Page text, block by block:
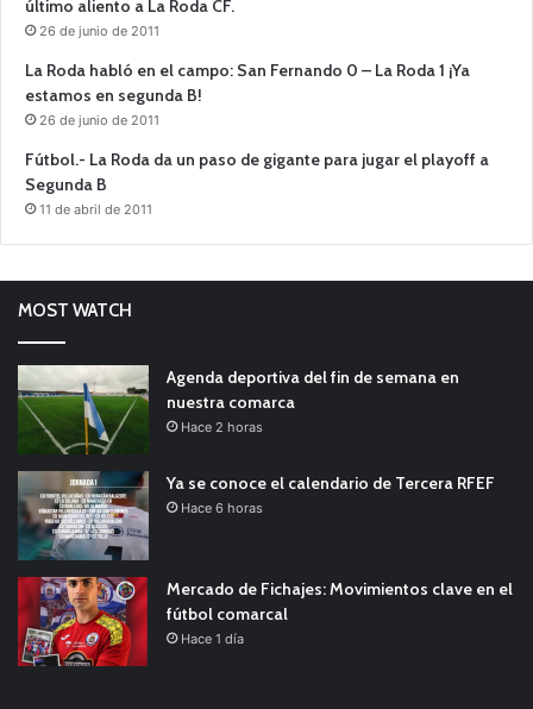
último aliento a La Roda CF.
26 de junio de 2011
La Roda habló en el campo: San Fernando 0 – La Roda 1 ¡Ya
estamos en segunda B!
26 de junio de 2011
Fútbol.- La Roda da un paso de gigante para jugar el playoff a
Segunda B
11 de abril de 2011
MOST WATCH
Agenda deportiva del fin de semana en
nuestra comarca
Hace 2 horas
Ya se conoce el calendario de Tercera RFEF
Hace 6 horas
Mercado de Fichajes: Movimientos clave en el
fútbol comarcal
Hace 1 día